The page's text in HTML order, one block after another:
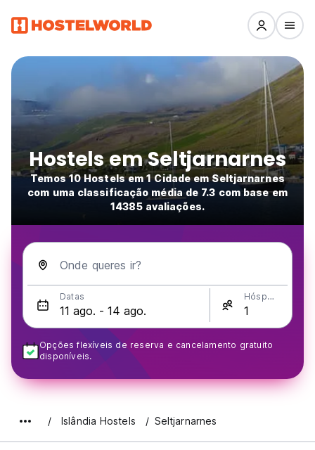
Hostels em Seltjarnarnes
Temos 10 Hostels em 1 Cidade em Seltjarnarnes
com uma classificação média de 7.3 com base em
14385 avaliações.
Onde queres ir?
Datas Hóspedes
Opções flexíveis de reserva e cancelamento gratuito
disponíveis.
Islândia Hostels Seltjarnarnes